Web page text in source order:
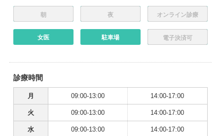
朝 夜 オンライン診療
女医 駐車場 電子決済可
診療時間
月 09:00-13:00 14:00-17:00
火 09:00-13:00 14:00-17:00
水 09:00-13:00 14:00-17:00